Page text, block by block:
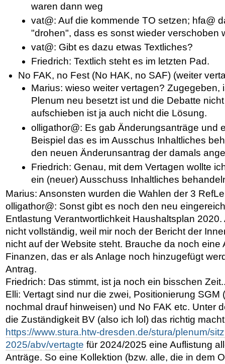
waren dann weg
vat@: Auf die kommende TO setzen; hfa@
"drohen", dass es sonst wieder verschoben
vat@: Gibt es dazu etwas Textliches?
Friedrich: Textlich steht es im letzten Pad.
No FAK, no Fest (No HAK, no SAF) (weiter
Marius: wieso weiter vertagen? Zugegeben,
Plenum neu besetzt ist und die Debatte
aufschieben ist ja auch nicht die Lösung.
olligathor@: Es gab Änderungsanträge und
Beispiel das es im Ausschus Inhaltliches
den neuen Änderunsantrag der damals
Friedrich: Genau, mit dem Vertagen wollte
ein (neuer) Ausschuss Inhaltliches
Marius: Ansonsten wurden die Wahlen der 3
olligathor@: Sonst gibt es noch den neu
Entlastung Verantwortlichkeit Haushaltsplan
nicht vollständig, weil mir noch der Bericht der
nicht auf der Website steht. Brauche da noch eine
Finanzen, das er als Anlage noch hinzugefügt
Antrag.
Friedrich: Das stimmt, ist ja noch ein bisschen
Elli: Vertagt sind nur die zwei, Positionierung SGM
nochmal drauf hinweisen) und No FAK etc. Unter
die Zuständigkeit BV (also ich lol) das richtig
https://www.stura.htw-dresden.de/stura/plenum/
2025/abv/vertagte für 2024/2025 eine Auflistung
Anträge. So eine Kollektion (bzw. alle, die in dem